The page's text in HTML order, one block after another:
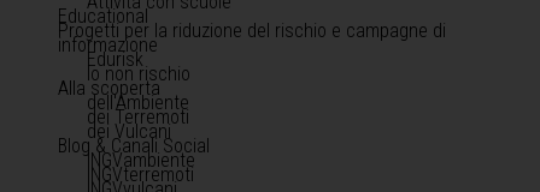
Educational
Progetti per la riduzione del rischio e campagne di
informazione
Edurisk
Io non rischio
Alla scoperta
dell'Ambiente
dei Terremoti
dei Vulcani
Blog & Canali Social
INGVambiente
INGVterremoti